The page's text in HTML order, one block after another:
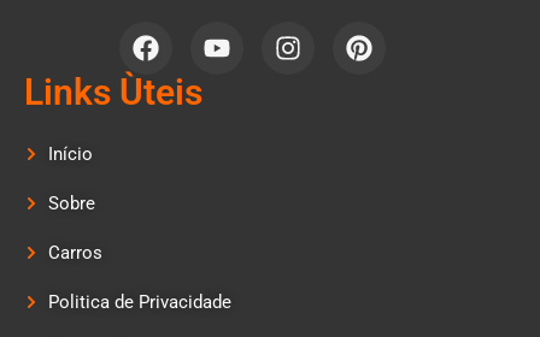
Links Ùteis
Início
Sobre
Carros
Politica de Privacidade